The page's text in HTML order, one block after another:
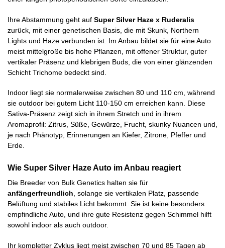
Ihre Abstammung geht auf Super Silver Haze x Ruderalis
zurück, mit einer genetischen Basis, die mit Skunk, Northern
Lights und Haze verbunden ist. Im Anbau bildet sie für eine Auto
meist mittelgroße bis hohe Pflanzen, mit offener Struktur, guter
vertikaler Präsenz und klebrigen Buds, die von einer glänzenden
Schicht Trichome bedeckt sind.
Indoor liegt sie normalerweise zwischen 80 und 110 cm, während
sie outdoor bei gutem Licht 110-150 cm erreichen kann. Diese
Sativa-Präsenz zeigt sich in ihrem Stretch und in ihrem
Aromaprofil: Zitrus, Süße, Gewürze, Frucht, skunky Nuancen und,
je nach Phänotyp, Erinnerungen an Kiefer, Zitrone, Pfeffer und
Erde.
Wie Super Silver Haze Auto im Anbau reagiert
Die Breeder von Bulk Genetics halten sie für
anfängerfreundlich, solange sie vertikalen Platz, passende
Belüftung und stabiles Licht bekommt. Sie ist keine besonders
empfindliche Auto, und ihre gute Resistenz gegen Schimmel hilft
sowohl indoor als auch outdoor.
Ihr kompletter Zyklus liegt meist zwischen 70 und 85 Tagen ab